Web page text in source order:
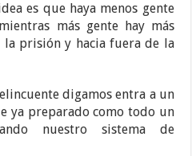
es que haya menos gente
más gente hay más
prisión y hacia fuera de la
digamos entra a un
ya preparado como todo un
nuestro sistema de